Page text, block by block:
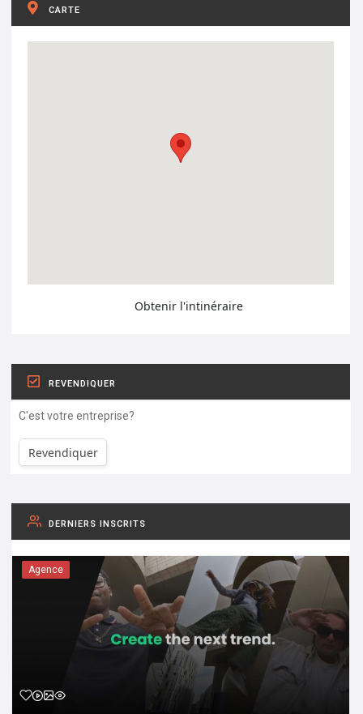
CARTE
Obtenir l'intinéraire
REVENDIQUER
C'est votre entreprise?
Revendiquer
DERNIERS INSCRITS
Agence